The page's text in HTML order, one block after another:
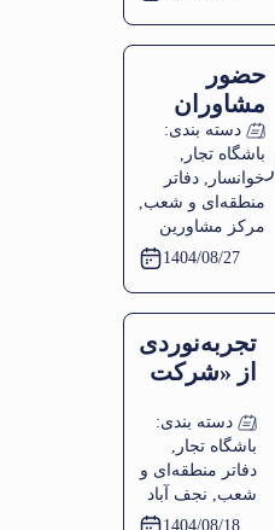
حضور
مشاوران
اتاق
بازرگانی
اصفهان در
دفتر
نمایندگی
دسته بندی:
باشگاه تجار ,
خوانسار , دفاتر
منطقه‌ای و شعب,
مرکز مشاورین
1404/08/27
تجربه‌نوردی
از «شرکت
شکوهمند
ایرانیان» در
شعبه نجف
آباد
دسته بندی:
باشگاه تجار ,
دفاتر منطقه‌ای و
شعب, نجف آباد
1404/08/18